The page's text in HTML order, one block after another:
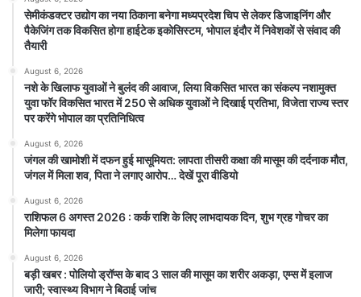
सेमीकंडक्टर उद्योग का नया ठिकाना बनेगा मध्यप्रदेश चिप से लेकर डिजाइनिंग और
पैकेजिंग तक विकसित होगा हाईटेक इकोसिस्टम, भोपाल इंदौर में निवेशकों से संवाद की
तैयारी
August 6, 2026
नशे के खिलाफ युवाओं ने बुलंद की आवाज, लिया विकसित भारत का संकल्प नशामुक्त
युवा फॉर विकसित भारत में 250 से अधिक युवाओं ने दिखाई प्रतिभा, विजेता राज्य स्तर
पर करेंगे भोपाल का प्रतिनिधित्व
August 6, 2026
जंगल की खामोशी में दफन हुई मासूमियत: लापता तीसरी कक्षा की मासूम की दर्दनाक मौत,
जंगल में मिला शव, पिता ने लगाए आरोप… देखें पूरा वीडियो
August 6, 2026
राशिफल 6 अगस्त 2026 : कर्क राशि के लिए लाभदायक दिन, शुभ ग्रह गोचर का
मिलेगा फायदा
August 6, 2026
बड़ी खबर : पोलियो ड्रॉप्स के बाद 3 साल की मासूम का शरीर अकड़ा, एम्स में इलाज
जारी; स्वास्थ्य विभाग ने बिठाई जांच